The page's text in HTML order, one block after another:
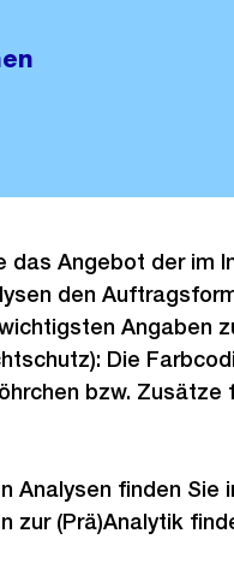
das Angebot der im
den
Angaben
Die
bzw.
Analysen finden Sie
zur (Prä)Analytik